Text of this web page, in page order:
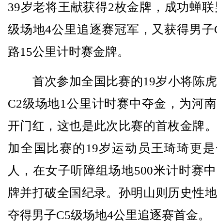
39岁老将王献获得2枚金牌，成功蝉联
级场地4公里追逐赛冠军，又获得男子
路15公里计时赛金牌。
首次参加全国比赛的19岁小将陈
C2级场地1公里计时赛中夺金，为河
开门红，这也是此次比赛的首枚金牌
加全国比赛的19岁运动员王琦琦更
人，在女子听障组场地500米计时赛
牌并打破全国纪录。孙明山则历史性
夺得男子C5级场地4公里追逐赛首金。